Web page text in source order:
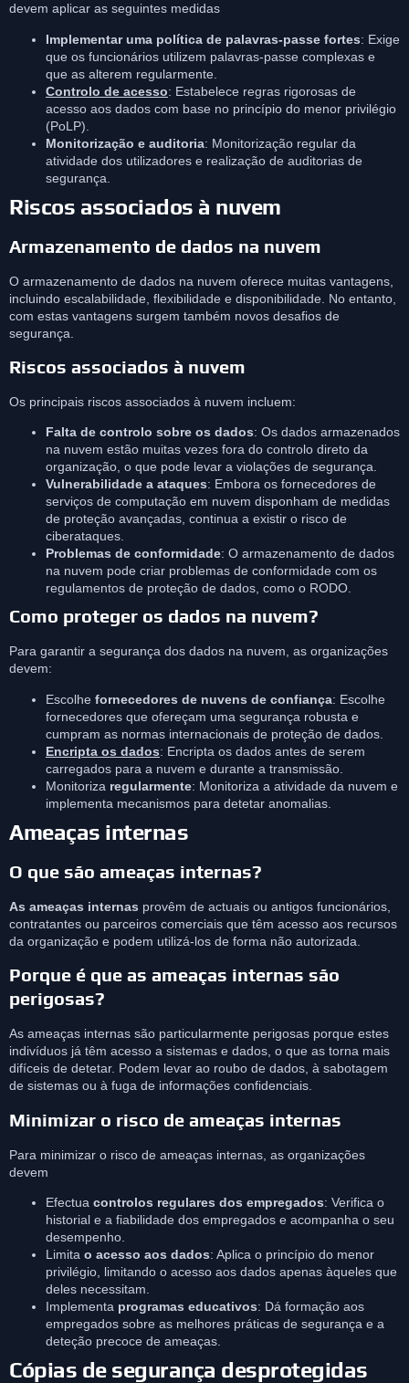
devem aplicar as seguintes medidas
Implementar uma política de palavras-passe fortes: Exige
que os funcionários utilizem palavras-passe complexas e
que as alterem regularmente.
Controlo de acesso: Estabelece regras rigorosas de
acesso aos dados com base no princípio do menor privilégio
(PoLP).
Monitorização e auditoria: Monitorização regular da
atividade dos utilizadores e realização de auditorias de
segurança.
Riscos associados à nuvem
Armazenamento de dados na nuvem
O armazenamento de dados na nuvem oferece muitas vantagens,
incluindo escalabilidade, flexibilidade e disponibilidade. No entanto,
com estas vantagens surgem também novos desafios de
segurança.
Riscos associados à nuvem
Os principais riscos associados à nuvem incluem:
Falta de controlo sobre os dados: Os dados armazenados
na nuvem estão muitas vezes fora do controlo direto da
organização, o que pode levar a violações de segurança.
Vulnerabilidade a ataques: Embora os fornecedores de
serviços de computação em nuvem disponham de medidas
de proteção avançadas, continua a existir o risco de
ciberataques.
Problemas de conformidade: O armazenamento de dados
na nuvem pode criar problemas de conformidade com os
regulamentos de proteção de dados, como o RODO.
Como proteger os dados na nuvem?
Para garantir a segurança dos dados na nuvem, as organizações
devem:
Escolhe fornecedores de nuvens de confiança: Escolhe
fornecedores que ofereçam uma segurança robusta e
cumpram as normas internacionais de proteção de dados.
Encripta os dados: Encripta os dados antes de serem
carregados para a nuvem e durante a transmissão.
Monitoriza regularmente: Monitoriza a atividade da nuvem e
implementa mecanismos para detetar anomalias.
Ameaças internas
O que são ameaças internas?
As ameaças internas provêm de actuais ou antigos funcionários,
contratantes ou parceiros comerciais que têm acesso aos recursos
da organização e podem utilizá-los de forma não autorizada.
Porque é que as ameaças internas são
perigosas?
As ameaças internas são particularmente perigosas porque estes
indivíduos já têm acesso a sistemas e dados, o que as torna mais
difíceis de detetar. Podem levar ao roubo de dados, à sabotagem
de sistemas ou à fuga de informações confidenciais.
Minimizar o risco de ameaças internas
Para minimizar o risco de ameaças internas, as organizações
devem
Efectua controlos regulares dos empregados: Verifica o
historial e a fiabilidade dos empregados e acompanha o seu
desempenho.
Limita o acesso aos dados: Aplica o princípio do menor
privilégio, limitando o acesso aos dados apenas àqueles que
deles necessitam.
Implementa programas educativos: Dá formação aos
empregados sobre as melhores práticas de segurança e a
deteção precoce de ameaças.
Cópias de segurança desprotegidas